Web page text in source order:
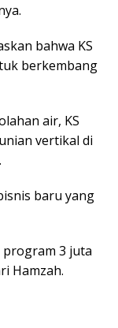
bahwa KS
berkembang
air, KS
vertikal di
baru yang
program 3 juta
Hamzah.